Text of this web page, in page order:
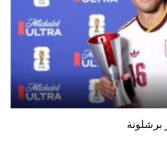
برشلونة